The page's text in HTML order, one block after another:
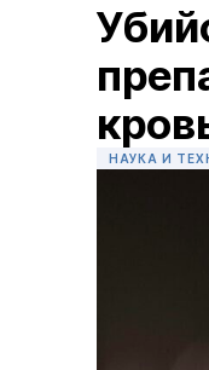
НАУКА И